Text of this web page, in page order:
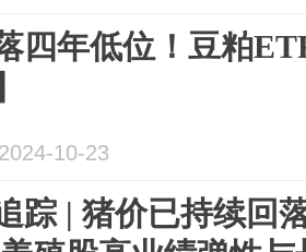
四年低位！豆粕
10-23
踪 | 猪价已持续回